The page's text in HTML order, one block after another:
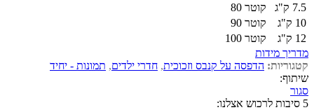
7.5 ק"ג
קוטר 80
10 ק"ג
קוטר 90
12 ק"ג
קוטר 100
מדריך מידות
קטגוריות: הדפסה על קנבס וזכוכית, חדרי ילדים, תמונות - יחיד
שיתוף:
סגור
5 סיבות לרכוש אצלנו: